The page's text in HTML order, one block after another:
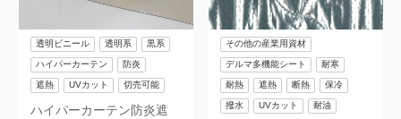
ハイパーカーテン防炎遮
透明ビニール 透明系 黒系
ハイパーカーテン 防炎
遮熱 UVカット 切売可能
その他の産業用資材
デルマ多機能シート 耐寒
耐熱 遮熱 断熱 保冷
撥水 UVカット 耐油